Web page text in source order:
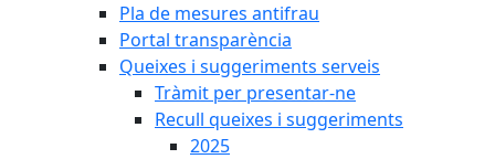
Pla de mesures antifrau
Portal transparència
Queixes i suggeriments serveis
Tràmit per presentar-ne
Recull queixes i suggeriments
2025